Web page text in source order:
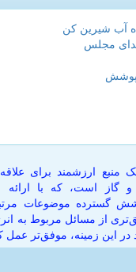
آب شیرین کن
مجلس
ارزشمند برای
و گاز است، که با ارائه
گسترده موضوعات
از مسائل مربوط به
این زمینه، موفق‌تر عمل